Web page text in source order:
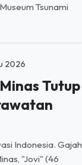
Tsunami
2026
Tutup
Indonesia. Gajah
"Jovi" (46